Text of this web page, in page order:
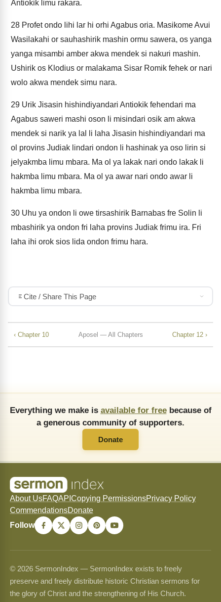
Antiokik limu rakara.
28 Profet ondo lihi lar hi orhi Agabus oria. Masikome Avui
Wasilakahi or sauhashirik mashin ormu sawera, os yanga
yanga misambi amber akwa mendek si nakuri mashin.
Ushirik os Klodius or malakama Sisar Romik fehek or nari
wolo akwa mendek simu nara.
29 Urik Jisasin hishindiyandari Antiokik fehendari ma
Agabus saweri mashi oson li misindari osik am akwa
mendek si narik ya lal li laha Jisasin hishindiyandari ma
ol provins Judiak lindari ondon li hashinak ya oso lirin si
jelyakmba limu mbara. Ma ol ya lakak nari ondo lakak li
hakmba limu mbara. Ma ol ya awar nari ondo awar li
hakmba limu mbara.
30 Uhu ya ondon li owe tirsashirik Barnabas fre Solin li
mbashirik ya ondon fri laha provins Judiak frimu ira. Fri
laha ihi orok sios lida ondon frimu hara.
Cite / Share This Page
‹ Chapter 10 Aposel — All Chapters Chapter 12 ›
Everything we make is available for freebecause of
a generous community of supporters.
Donate
About UsFAQAPI Copying PermissionsPrivacy Policy
CommendationsDonate
Follow
© 2026 SermonIndex — SermonIndex exists to freely
preserve and freely distribute historic Christian sermons for
the glory of Christ and the strengthening of His Church.